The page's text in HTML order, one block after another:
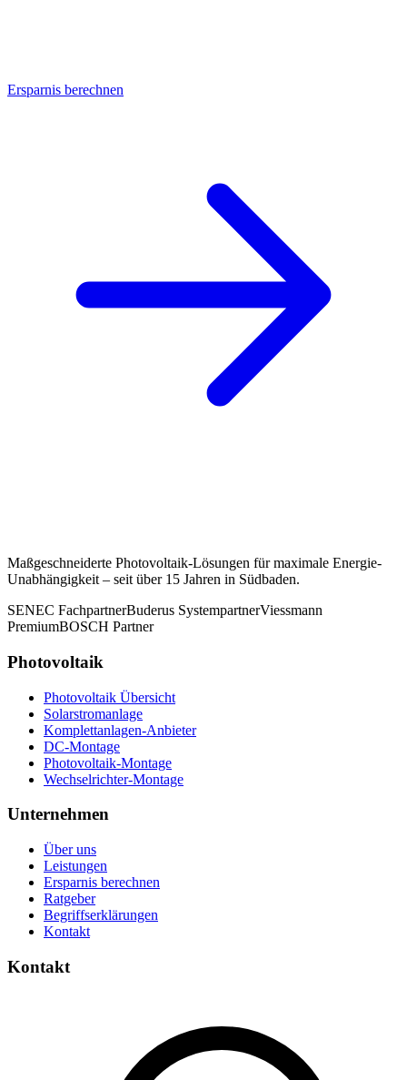
Ersparnis berechnen
Maßgeschneiderte Photovoltaik-Lösungen für maximale Energie-
Unabhängigkeit – seit über 15 Jahren in Südbaden.
SENEC FachpartnerBuderus SystempartnerViessmann
PremiumBOSCH Partner
Photovoltaik
Photovoltaik Übersicht
Solarstromanlage
Komplettanlagen-Anbieter
DC-Montage
Photovoltaik-Montage
Wechselrichter-Montage
Unternehmen
Über uns
Leistungen
Ersparnis berechnen
Ratgeber
Begriffserklärungen
Kontakt
Kontakt